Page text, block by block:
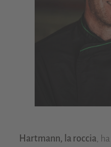
Hartmann, la roccia,